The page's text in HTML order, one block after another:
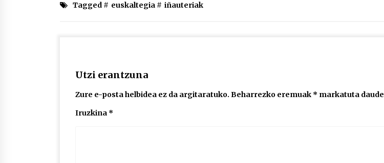
Tagged # euskaltegia # iñauteriak
Utzi erantzuna
Zure e-posta helbidea ez da argitaratuko. Beharrezko eremuak * markatuta daude
Iruzkina *